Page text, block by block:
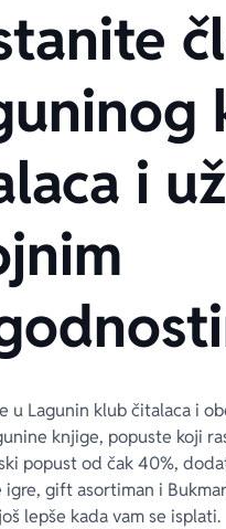
i
u Lagunin klub čitalaca i
knjige, popuste koji
popust od čak 40%,
gift asortiman i
lepše kada vam se isplati.